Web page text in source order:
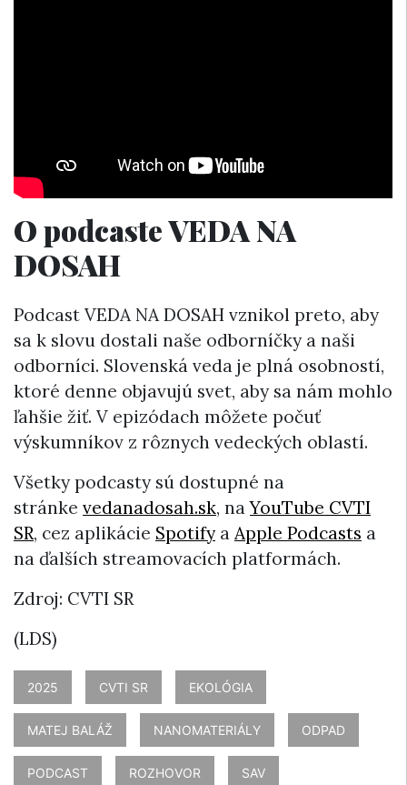
O podcaste VEDA NA
DOSAH
Podcast VEDA NA DOSAH vznikol preto, aby
sa k slovu dostali naše odborníčky a naši
odborníci. Slovenská veda je plná osobností,
ktoré denne objavujú svet, aby sa nám mohlo
ľahšie žiť. V epizódach môžete počuť
výskumníkov z rôznych vedeckých oblastí.
Všetky podcasty sú dostupné na
stránke vedanadosah.sk, naYouTube CVTI
SR, cez aplikácie Spotifya Apple Podcasts a
na ďalších streamovacích platformách.
Zdroj: CVTI SR
(LDS)
2025 CVTI SR EKOLÓGIA
MATEJ BALÁŽ NANOMATERIÁLY ODPAD
PODCAST ROZHOVOR SAV